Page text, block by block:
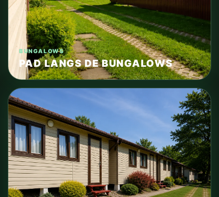
BUNGALOWS
PAD LANGS DE BUNGALOWS